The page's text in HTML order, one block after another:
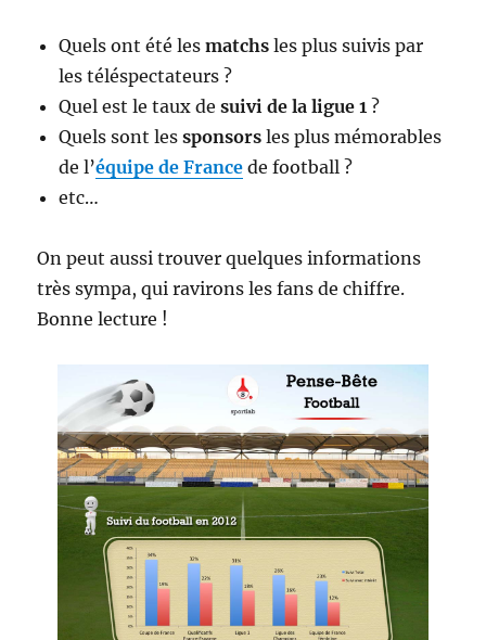
Quels ont été lesmatchs les plus suivis par
les téléspectateurs ?
Quel est le taux desuivi de la ligue 1 ?
Quels sont lessponsors les plus mémorables
de l’équipe de France de football ?
etc…
On peut aussi trouver quelques informations
très sympa, qui ravirons les fans de chiffre.
Bonne lecture !